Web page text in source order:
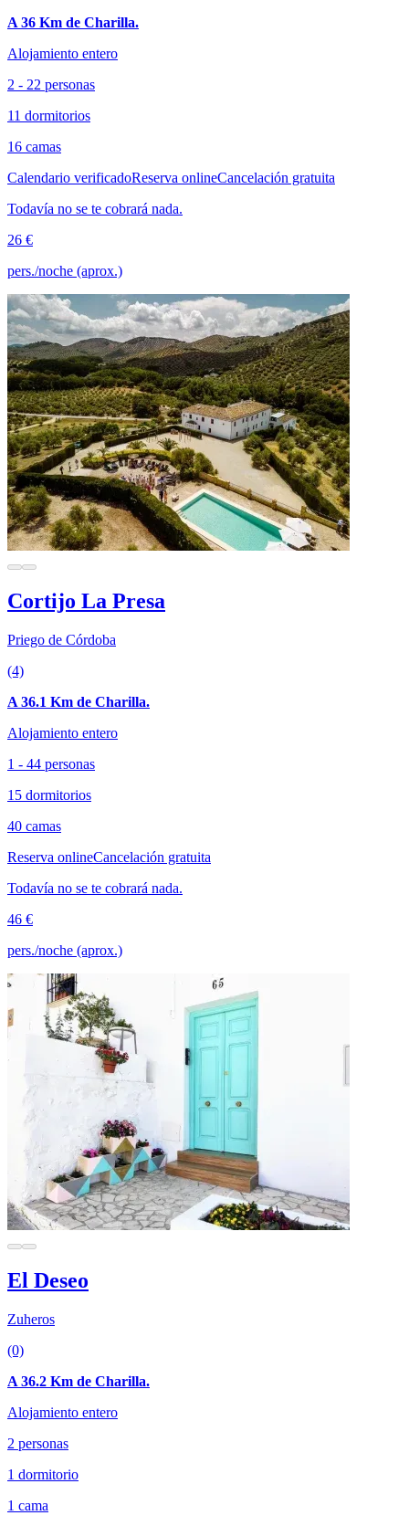
A 36 Km de Charilla.
Alojamiento entero
2 - 22 personas
11 dormitorios
16 camas
Calendario verificadoReserva onlineCancelación gratuita
Todavía no se te cobrará nada.
26 €
pers./noche (aprox.)
Cortijo La Presa
Priego de Córdoba
(4)
A 36.1 Km de Charilla.
Alojamiento entero
1 - 44 personas
15 dormitorios
40 camas
Reserva onlineCancelación gratuita
Todavía no se te cobrará nada.
46 €
pers./noche (aprox.)
El Deseo
Zuheros
(0)
A 36.2 Km de Charilla.
Alojamiento entero
2 personas
1 dormitorio
1 cama